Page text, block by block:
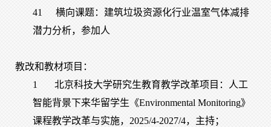
41
横向课题：建筑垃圾资源化行业温室气体减排
潜力分析，参加人
教改和教材项目：
1
北京科技大学研究生教育教学改革项目：人工
智能背景下来华留学生《Environmental Monitoring》
课程教学改革与实施，2025/4-2027/4，主持；